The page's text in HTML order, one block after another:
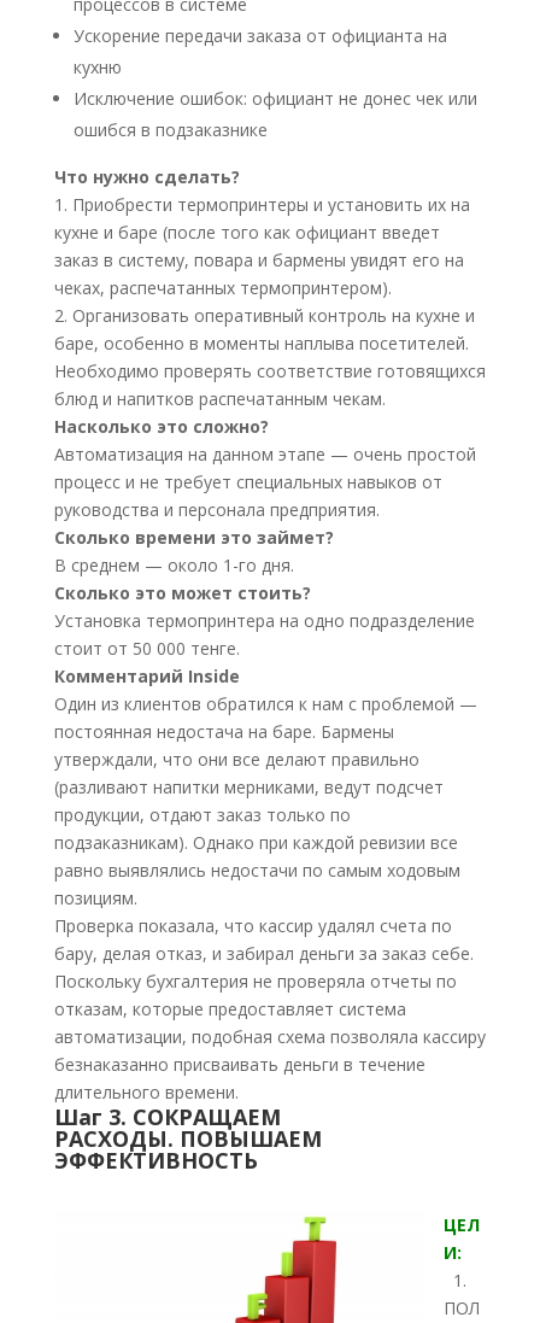
Ускорение передачи заказа от официанта на
кухню
Исключение ошибок: официант не донес чек или
ошибся в подзаказнике
Что нужно сделать?
1. Приобрести термопринтеры и установить их на
кухне и баре (после того как официант введет
заказ в систему, повара и бармены увидят его на
чеках, распечатанных термопринтером).
2. Организовать оперативный контроль на кухне и
баре, особенно в моменты наплыва посетителей.
Необходимо проверять соответствие готовящихся
блюд и напитков распечатанным чекам.
Насколько это сложно?
Автоматизация на данном этапе — очень простой
процесс и не требует специальных навыков от
руководства и персонала предприятия.
Сколько времени это займет?
В среднем — около 1-го дня.
Сколько это может стоить?
Установка термопринтера на одно подразделение
стоит от 50 000 тенге.
Комментарий Inside
Один из клиентов обратился к нам с проблемой —
постоянная недостача на баре. Бармены
утверждали, что они все делают правильно
(разливают напитки мерниками, ведут подсчет
продукции, отдают заказ только по
подзаказникам). Однако при каждой ревизии все
равно выявлялись недостачи по самым ходовым
позициям.
Проверка показала, что кассир удалял счета по
бару, делая отказ, и забирал деньги за заказ себе.
Поскольку бухгалтерия не проверяла отчеты по
отказам, которые предоставляет система
автоматизации, подобная схема позволяла кассиру
безнаказанно присваивать деньги в течение
длительного времени.
Шаг 3. СОКРАЩАЕМ
РАСХОДЫ. ПОВЫШАЕМ
ЭФФЕКТИВНОСТЬ
ЦЕЛ
И:
1.
ПОЛ